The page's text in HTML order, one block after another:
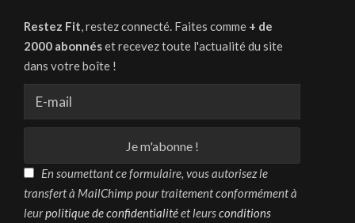
Restez Fit, restez connecté. Faites comme + de
2000 abonnéset recevez toute l'actualité du site
dans votre boîte !
En soumettant ce formulaire, vous autorisez le
transfert à MailChimp pour traitement conformément à
leurpolitique de confidentialitéet leursconditions